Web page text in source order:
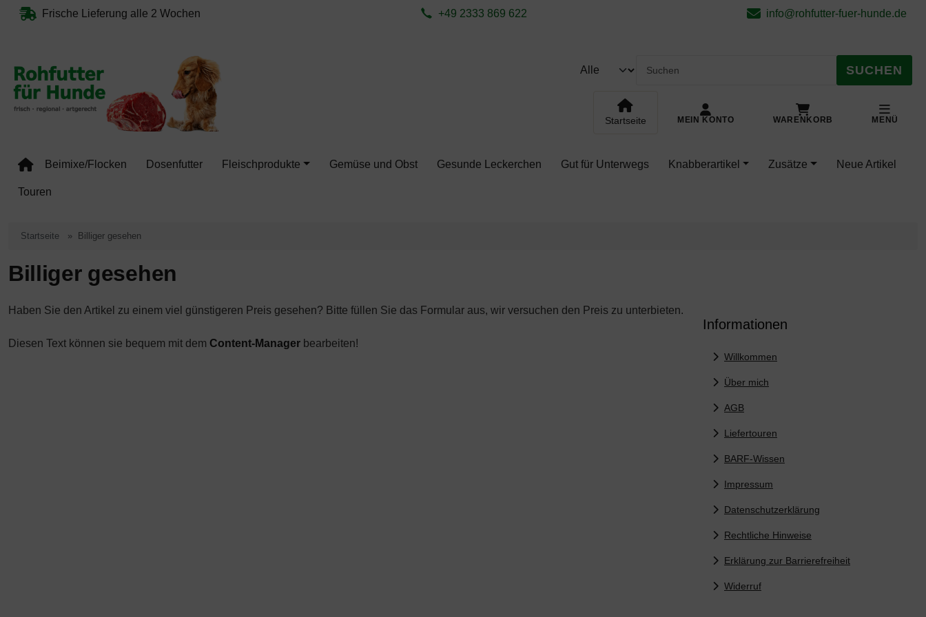
Sprungnavigation (skip link) ist jederzeit zu erreichen, Seite aktualisieren (F5-Taste) und mit Tab-Taste Navigation öffnen.
Sprungnavigation
Springe zum Inhalt Springe zur Navigation Springe zum Button für Einstellungen Springe zu den allgemeinen Informationen
Frische Lieferung alle 2 Wochen +49 2333 869 622 info@rohfutter-fuer-hunde.de
SUCHEN
Startseite MEIN KONTO WARENKORB MENÜ
Beimixe/Flocken Dosenfutter Fleischprodukte Gemüse und Obst Gesunde Leckerchen Gut für Unterwegs Knabberartikel Zusätze Neue Artikel
Touren
Startseite Billiger gesehen
Billiger gesehen
Haben Sie den Artikel zu einem viel günstigeren Preis gesehen? Bitte füllen Sie das Formular aus, wir versuchen den Preis zu unterbieten.
Diesen Text können sie bequem mit dem Content-Manager bearbeiten!
Informationen
Willkommen
Über mich
AGB
Liefertouren
BARF-Wissen
Impressum
Datenschutzerklärung
Rechtliche Hinweise
Erklärung zur Barrierefreiheit
Widerruf